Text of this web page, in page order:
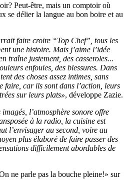
Peut-être, mais un comptoir où
se délier la langue au bon boire et au
faire croire “Top Chef”, tous les
une histoire. Mais j’aime l’idée
traîne justement, des casseroles...
enfouies, des blessures. Dans
des choses assez intimes, sans
faire, car ils sont dans l’action, leurs
sur leurs plats», développe Zazie.
l’atmosphère sonore offre
à la radio, la cuisine est
l’envisager au second, voire au
plus élaboré de faire passer des
difficilement abordables de
ne parle pas la bouche pleine!» sur